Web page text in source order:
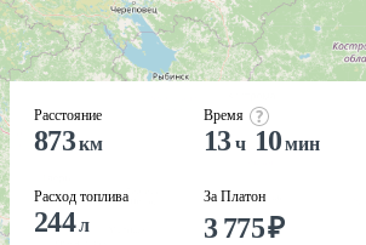
Расстояние
873км
Расход топлива
244л
Время
13ч 10 мин
За Платон
3 775₽